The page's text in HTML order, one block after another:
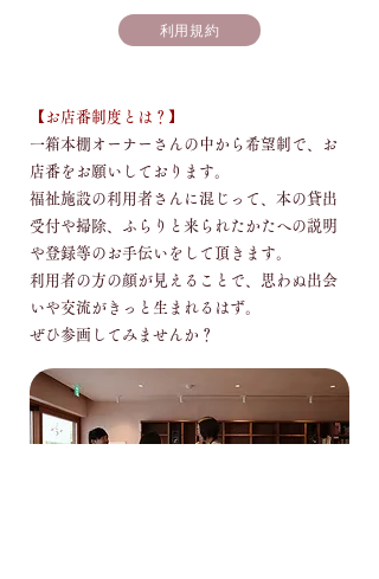
利用規約
​【お店番制度とは？】
一箱本棚オーナーさんの中から希望制で、お
店番をお願いしております。
​福祉施設の利用者さんに混じって、​本の貸出
受付や掃除、ふらりと来られたかたへの説明
や登録等のお手伝いをして頂きます。
利用者の方の顔が見えることで、思わぬ出会
いや交流がきっと生まれるはず。
​ぜひ参画してみませんか？